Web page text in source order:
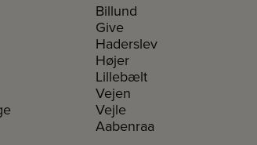
Billund
Give
Haderslev
Højer
Lillebælt
Vejen
Vejle
Aabenraa